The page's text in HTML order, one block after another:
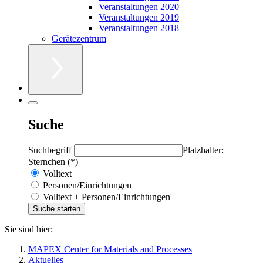
Veranstaltungen 2020
Veranstaltungen 2019
Veranstaltungen 2018
Gerätezentrum
Suche
Suchbegriff
Platzhalter:
Sternchen (*)
Volltext
Personen/Einrichtungen
Volltext + Personen/Einrichtungen
Sie sind hier:
MAPEX Center for Materials and Processes
Aktuelles